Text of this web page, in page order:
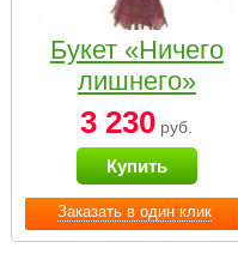
Заказать в один клик
Букет «Ничего
лишнего»
3 230 руб.
Купить